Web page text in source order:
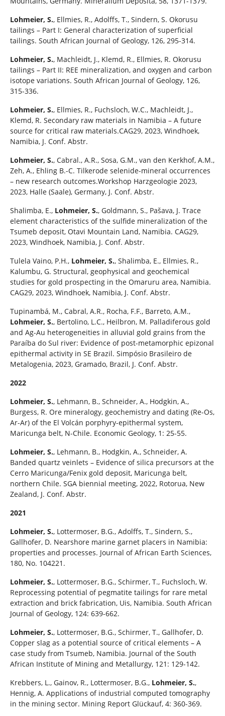
Lohmeier, S., Ellmies, R., Adolffs, T., Sindern, S. Okorusu
tailings – Part I: General characterization of superficial
tailings. South African Journal of Geology, 126, 295-314.
Lohmeier, S., Machleidt, J., Klemd, R., Ellmies, R. Okorusu
tailings – Part II: REE mineralization, and oxygen and carbon
isotope variations. South African Journal of Geology, 126,
315-336.
Lohmeier, S., Ellmies, R., Fuchsloch, W.C., Machleidt, J.,
Klemd, R. Secondary raw materials in Namibia – A future
source for critical raw materials.CAG29, 2023, Windhoek,
Namibia, J. Conf. Abstr.
Lohmeier, S., Cabral., A.R., Sosa, G.M., van den Kerkhof, A.M.,
Zeh, A., Ehling B.-C. Tilkerode selenide-mineral occurrences
– new research outcomes.Workshop Harzgeologie 2023,
2023, Halle (Saale), Germany, J. Conf. Abstr.
Shalimba, E., Lohmeier, S., Goldmann, S., Pašava, J. Trace
element characteristics of the sulfide mineralization of the
Tsumeb deposit, Otavi Mountain Land, Namibia. CAG29,
2023, Windhoek, Namibia, J. Conf. Abstr.
Tulela Vaino, P.H., Lohmeier, S., Shalimba, E., Ellmies, R.,
Kalumbu, G. Structural, geophysical and geochemical
studies for gold prospecting in the Omaruru area, Namibia.
CAG29, 2023, Windhoek, Namibia, J. Conf. Abstr.
Tupinambá, M., Cabral, A.R., Rocha, F.F., Barreto, A.M.,
Lohmeier, S., Bertolino, L.C., Heilbron, M. Palladiferous gold
and Ag-Au heterogeneities in alluvial gold grains from the
Paraíba do Sul river: Evidence of post-metamorphic epizonal
epithermal activity in SE Brazil. Simpósio Brasileiro de
Metalogenia, 2023, Gramado, Brazil, J. Conf. Abstr.
2022
Lohmeier, S., Lehmann, B., Schneider, A., Hodgkin, A.,
Burgess, R. Ore mineralogy, geochemistry and dating (Re-Os,
Ar-Ar) of the El Volcán porphyry-epithermal system,
Maricunga belt, N-Chile. Economic Geology, 1: 25-55.
Lohmeier, S., Lehmann, B., Hodgkin, A., Schneider, A.
Banded quartz veinlets – Evidence of silica precursors at the
Cerro Maricunga/Fenix gold deposit, Maricunga belt,
northern Chile. SGA biennial meeting, 2022, Rotorua, New
Zealand, J. Conf. Abstr.
2021
Lohmeier, S., Lottermoser, B.G., Adolffs, T., Sindern, S.,
Gallhofer, D. Nearshore marine garnet placers in Namibia:
properties and processes. Journal of African Earth Sciences,
180, No. 104221.
Lohmeier, S., Lottermoser, B.G., Schirmer, T., Fuchsloch, W.
Reprocessing potential of pegmatite tailings for rare metal
extraction and brick fabrication, Uis, Namibia. South African
Journal of Geology, 124: 639-662.
Lohmeier, S., Lottermoser, B.G., Schirmer, T., Gallhofer, D.
Copper slag as a potential source of critical elements – A
case study from Tsumeb, Namibia. Journal of the South
African Institute of Mining and Metallurgy, 121: 129-142.
Krebbers, L., Gainov, R., Lottermoser, B.G., Lohmeier, S.,
Hennig, A. Applications of industrial computed tomography
in the mining sector. Mining Report Glückauf, 4: 360-369.